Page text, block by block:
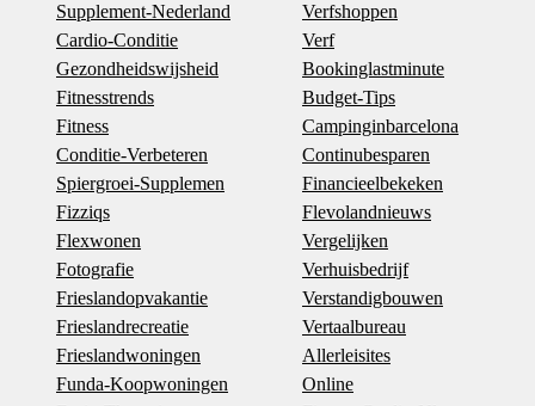
Supplement-Nederland
Cardio-Conditie
Gezondheidswijsheid
Fitnesstrends
Fitness
Conditie-Verbeteren
Spiergroei-Supplemen
Fizziqs
Flexwonen
Fotografie
Frieslandopvakantie
Frieslandrecreatie
Frieslandwoningen
Funda-Koopwoningen
Verfshoppen
Verf
Bookinglastminute
Budget-Tips
Campinginbarcelona
Continubesparen
Financieelbekeken
Flevolandnieuws
Vergelijken
Verhuisbedrijf
Verstandigbouwen
Vertaalbureau
Allerleisites
Online